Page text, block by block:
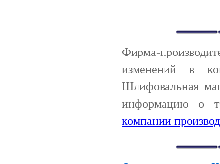
Фирма-
изменений в
Шлифовальная
информацию о
компании